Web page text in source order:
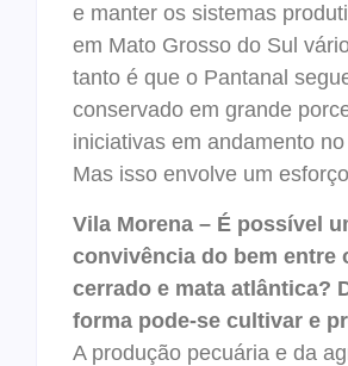
e manter os sistemas
em Mato Grosso do Sul
tanto é que o Pantanal
conservado em grande
iniciativas em andamento
Mas isso envolve um
Vila Morena – É possível
convivência do bem entre
cerrado e mata atlântica?
forma pode-se cultivar e
A produção pecuária e da